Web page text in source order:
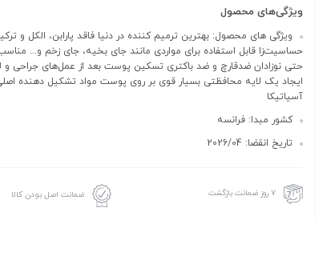
ویژگی‌های محصول
ویژگی های محصول: بهترین ترمیم کننده در دنیا فاقد پارابن، الکل و
حساسیت‌زا قابل استفاده برای مواردی مانند جای بخیه، جای زخم و...
حتی نوزادان ضدقارچ و ضد باکتری تسکین پوست بعد از عمل‌های جراحی و
ایجاد یک لایه محافظتی بسیار قوی بر روی پوست مواد تشکیل دهنده
آسیاتیکا
کشور مبدا: فرانسه
تاریخ انقضا: 2026/04
۷ روز ضمانت بازگشت ضمانت اصل بودن کالا